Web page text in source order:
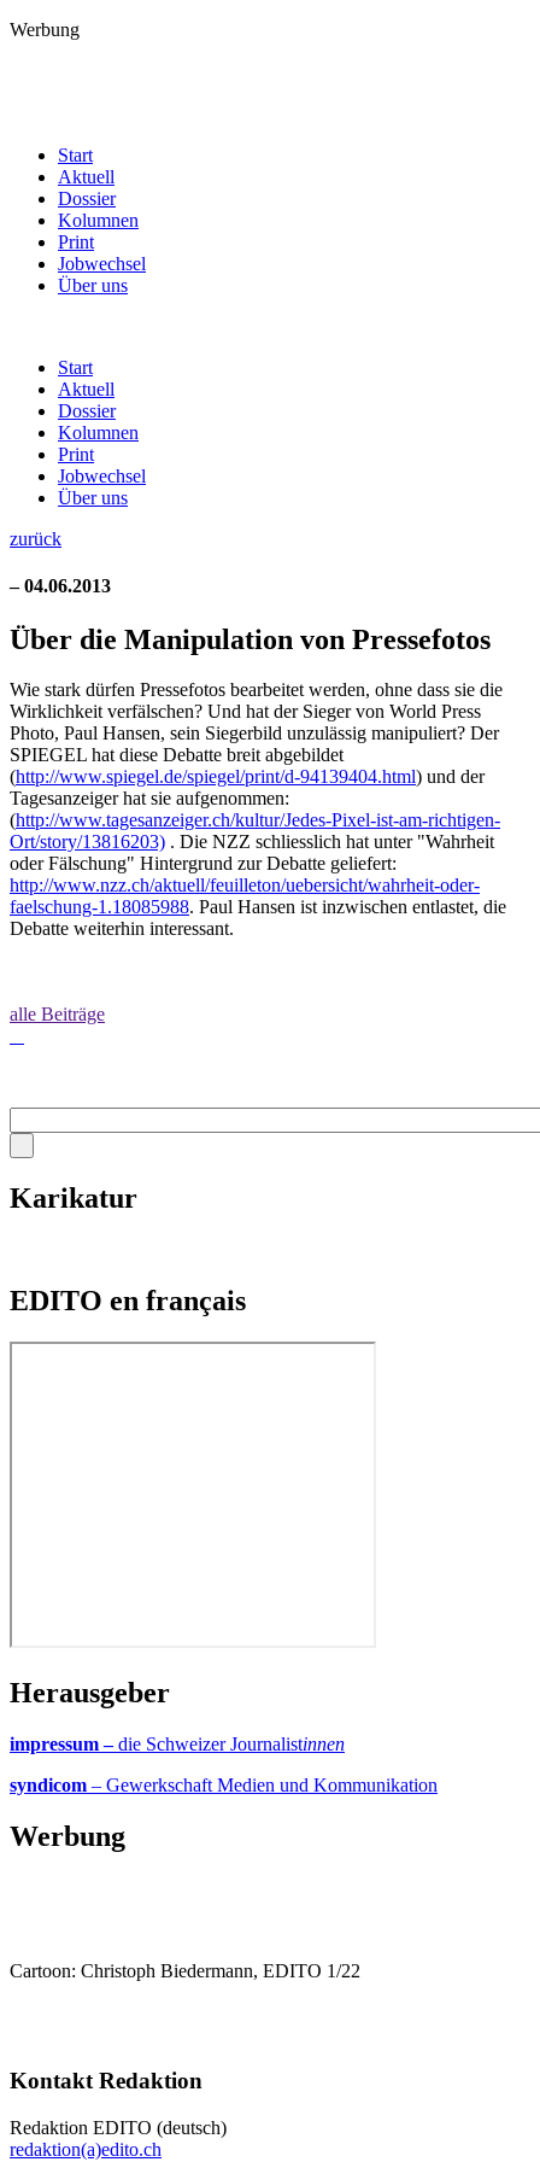
Werbung
Start
Aktuell
Dossier
Kolumnen
Print
Jobwechsel
Über uns
Start
Aktuell
Dossier
Kolumnen
Print
Jobwechsel
Über uns
zurück
– 04.06.2013
Über die Manipulation von Pressefotos
Wie stark dürfen Pressefotos bearbeitet werden, ohne dass sie die
Wirklichkeit verfälschen? Und hat der Sieger von World Press
Photo, Paul Hansen, sein Siegerbild unzulässig manipuliert? Der
SPIEGEL hat diese Debatte breit abgebildet
(http://www.spiegel.de/spiegel/print/d-94139404.html) und der
Tagesanzeiger hat sie aufgenommen:
(http://www.tagesanzeiger.ch/kultur/Jedes-Pixel-ist-am-richtigen-
Ort/story/13816203) . Die NZZ schliesslich hat unter "Wahrheit
oder Fälschung" Hintergrund zur Debatte geliefert:
http://www.nzz.ch/aktuell/feuilleton/uebersicht/wahrheit-oder-
faelschung-1.18085988. Paul Hansen ist inzwischen entlastet, die
Debatte weiterhin interessant.
alle Beiträge
Karikatur
EDITO en français
Herausgeber
impressum –die Schweizer Journalistinnen
syndicom – Gewerkschaft Medien und Kommunikation
Werbung
Cartoon: Christoph Biedermann, EDITO 1/22
Kontakt Redaktion
Redaktion EDITO (deutsch)
redaktion(a)edito.ch